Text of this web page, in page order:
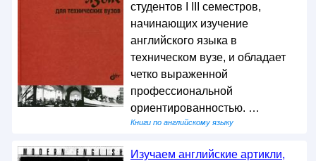
студентов I III семестров,
начинающих изучение
английского языка в
техническом вузе, и обладает
четко выраженной
профессиональной
ориентированностью. …
Книги по английскому языку
Изучаем английские артикли,